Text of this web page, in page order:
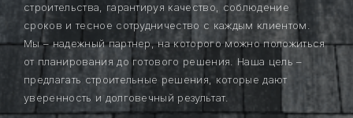
строительства, гарантируя качество, соблюдение
сроков и тесное сотрудничество с каждым клиентом.
Мы – надежный партнер, на которого можно положиться
от планирования до готового решения. Наша цель –
предлагать строительные решения, которые дают
уверенность и долговечный результат.